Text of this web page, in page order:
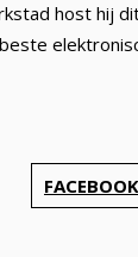
host hij
FACEBOOK